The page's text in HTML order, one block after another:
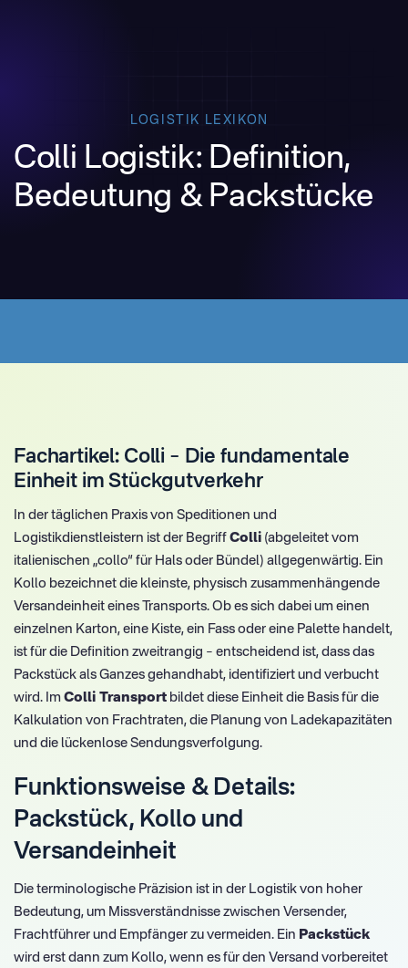
LOGISTIK LEXIKON
Colli Logistik: Definition,
Bedeutung & Packstücke
Fachartikel: Colli – Die fundamentale
Einheit im Stückgutverkehr
In der täglichen Praxis von Speditionen und
Logistikdienstleistern ist der Begriff Colli (abgeleitet vom
italienischen „collo“ für Hals oder Bündel) allgegenwärtig. Ein
Kollo bezeichnet die kleinste, physisch zusammenhängende
Versandeinheit eines Transports. Ob es sich dabei um einen
einzelnen Karton, eine Kiste, ein Fass oder eine Palette handelt,
ist für die Definition zweitrangig – entscheidend ist, dass das
Packstück als Ganzes gehandhabt, identifiziert und verbucht
wird. Im Colli Transport bildet diese Einheit die Basis für die
Kalkulation von Frachtraten, die Planung von Ladekapazitäten
und die lückenlose Sendungsverfolgung.
Funktionsweise & Details:
Packstück, Kollo und
Versandeinheit
Die terminologische Präzision ist in der Logistik von hoher
Bedeutung, um Missverständnisse zwischen Versender,
Frachtführer und Empfänger zu vermeiden. Ein Packstück
wird erst dann zum Kollo, wenn es für den Versand vorbereitet